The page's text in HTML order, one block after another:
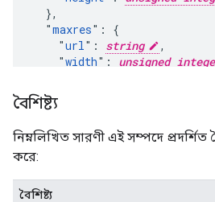
  },
  "
maxres": {
    "
url": string
,
    "
width": unsigned
  }
বৈশিষ্ট্য
নিম্নলিখিত সারণী এই সম্পদে প্রদর্শিত
করে:
বৈশিষ্ট্য